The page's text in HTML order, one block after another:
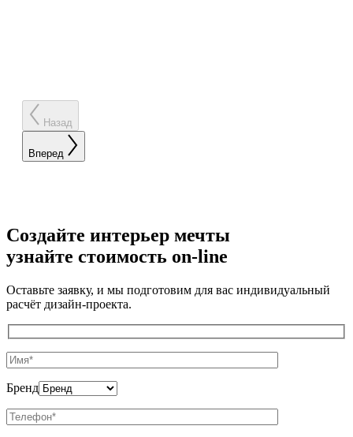
Назад
Вперед
Создайте интерьер мечты
узнайте стоимость on-line
Оставьте заявку, и мы подготовим для вас индивидуальный
расчёт дизайн-проекта.
Бренд